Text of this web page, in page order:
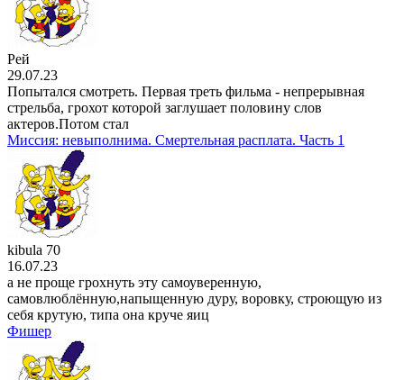
Рей
29.07.23
Попытался смотреть. Первая треть фильма - непрерывная
стрельба, грохот которой заглушает половину слов
актеров.Потом стал
Миссия: невыполнима. Смертельная расплата. Часть 1
kibula 70
16.07.23
а не проще грохнуть эту самоуверенную,
самовлюблённую,напыщенную дуру, воровку, строющую из
себя крутую, типа она круче яиц
Фишер